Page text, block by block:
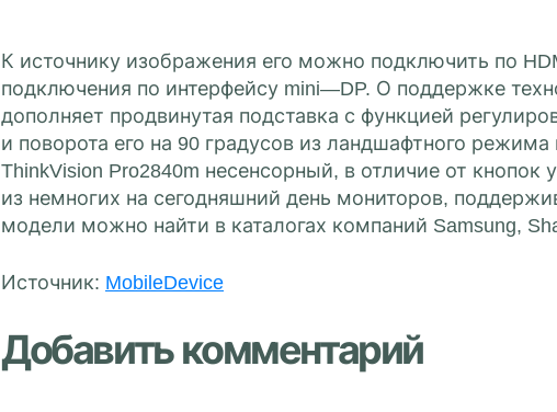
К источнику изображения его можно подключить по
подключения по интерфейсу mini—DP. О поддержке
дополняет продвинутая подставка с функцией
и поворота его на 90 градусов из ландшафтного
ThinkVision Pro2840m несенсорный, в отличие от
из немногих на сегодняшний день мониторов,
модели можно найти в каталогах компаний Samsung,
Источник: MobileDevice
Добавить комментарий